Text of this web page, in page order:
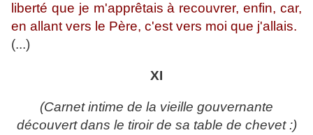
liberté que je m'apprêtais à recouvrer, enfin, car,
en allant vers le Père, c'est vers moi que j'allais.
(...)
XI
(Carnet intime de la vieille gouvernante
découvert dans le tiroir de sa table de chevet :)